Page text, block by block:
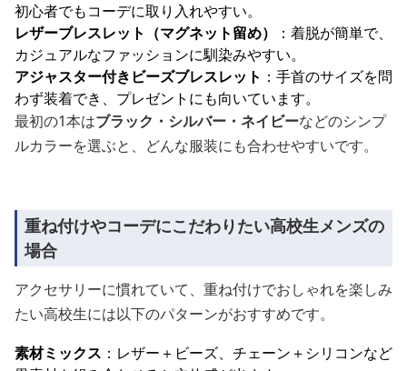
初心者でもコーデに取り入れやすい。
レザーブレスレット（マグネット留め）
：着脱が簡単で、
カジュアルなファッションに馴染みやすい。
アジャスター付きビーズブレスレット ：手首のサイズを問
わず装着でき、プレゼントにも向いています。
最初の1本はブラック・シルバー・ネイビーなどのシンプ
ルカラーを選ぶと、どんな服装にも合わせやすいです。
重ね付けやコーデにこだわりたい高校生メンズの
場合
アクセサリーに慣れていて、重ね付けでおしゃれを楽しみ
たい高校生には以下のパターンがおすすめです。
素材ミックス ：レザー＋ビーズ、チェーン＋シリコンなど